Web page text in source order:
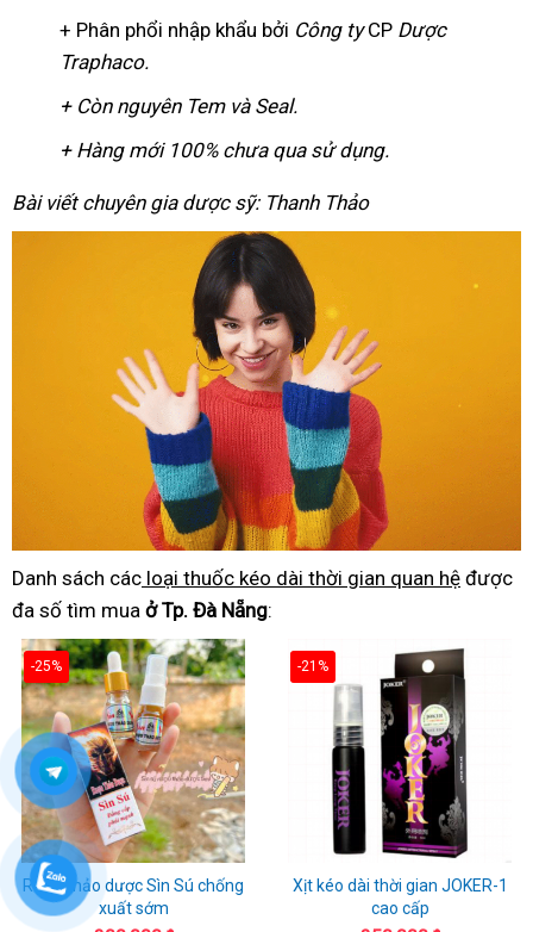
+ Phân phổi nhập khẩu bởi Công tyCP Dược
Traphaco.
+ Còn nguyên Tem và Seal.
+ Hàng mới 100% chưa qua sử dụng.
Bài viết chuyên gia dược sỹ: Thanh Thảo
Danh sách các loại thuốc kéo dài thời gian quan hệ được
đa số tìm mua ở Tp. Đà Nẵng:
-25%
Rượu thảo dược Sìn Sú chống
xuất sớm
-21%
Xịt kéo dài thời gian JOKER-1
cao cấp